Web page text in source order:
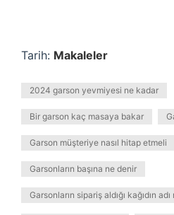
Tarih: Makaleler
2024 garson yevmiyesi ne kadar
Bir garson kaç masaya bakar
Garson müşteriye nasıl hitap etmeli
Garsonların başına ne denir
Garsonların sipariş aldığı kağıdın